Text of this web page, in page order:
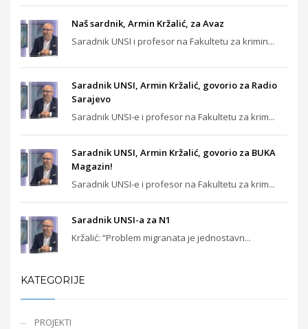
Naš sardnik, Armin Kržalić, za Avaz
Saradnik UNSI i profesor na Fakultetu za krimin...
Saradnik UNSI, Armin Kržalić, govorio za Radio
Sarajevo
Saradnik UNSI-e i profesor na Fakultetu za krim...
Saradnik UNSI, Armin Kržalić, govorio za BUKA
Magazin!
Saradnik UNSI-e i profesor na Fakultetu za krim...
Saradnik UNSI-a za N1
Kržalić: “Problem migranata je jednostavn...
KATEGORIJE
PROJEKTI